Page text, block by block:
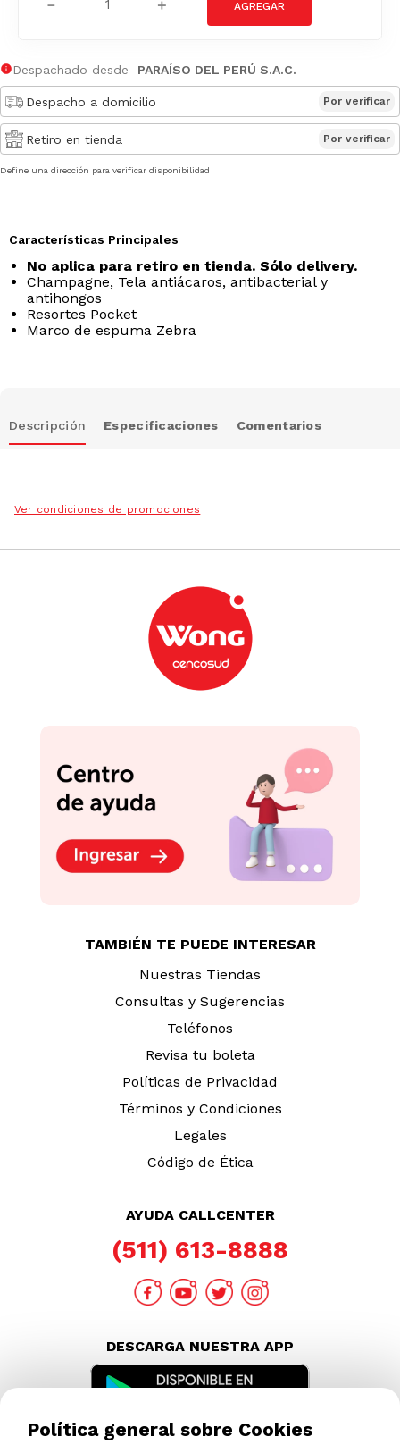
Despacho a domicilio Por verificar
Retiro en tienda Por verificar
Define una dirección para verificar disponibilidad
No aplica para retiro en tienda. Sólo delivery.
Champagne, Tela antiácaros, antibacterial y
antihongos
Resortes Pocket
Marco de espuma Zebra
TAMBIÉN TE PUEDE INTERESAR
Nuestras Tiendas
Consultas y Sugerencias
Teléfonos
Revisa tu boleta
Políticas de Privacidad
Términos y Condiciones
Código de Ética
AYUDA CALLCENTER
(511) 613-8888
Política general sobre Cookies